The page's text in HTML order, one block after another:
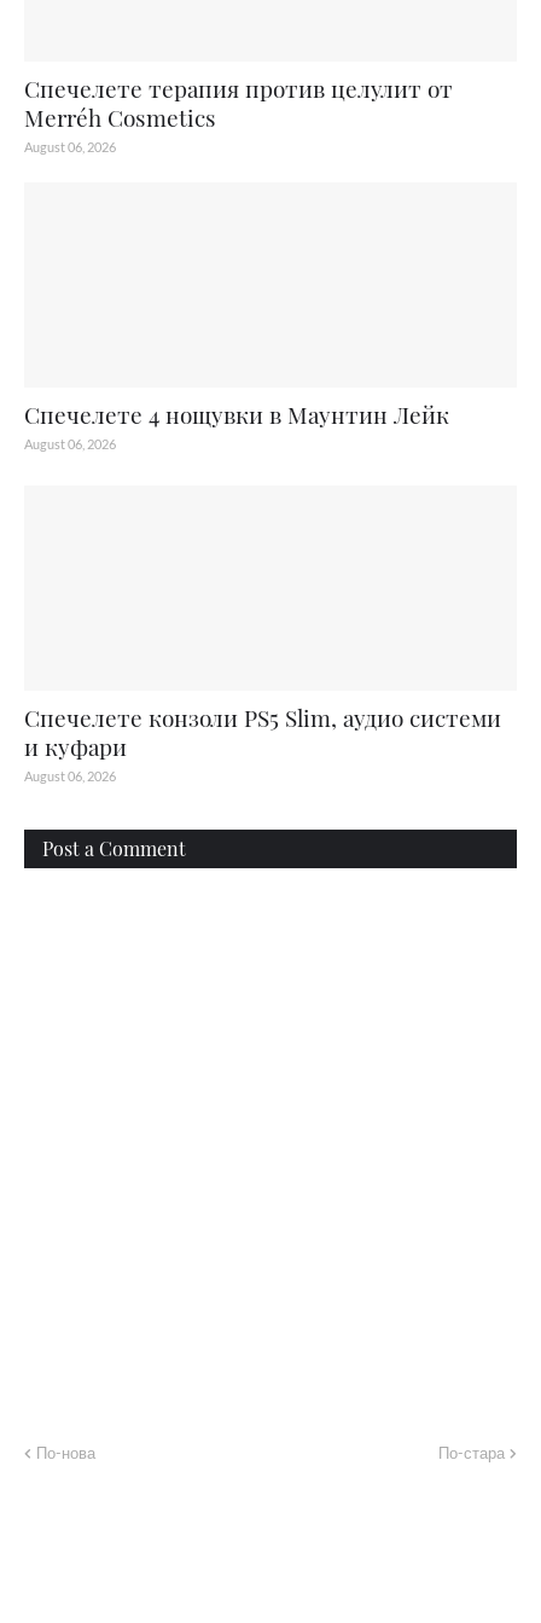
Спечелете терапия против целулит от
Merréh Cosmetics
August 06, 2026
Спечелете 4 нощувки в Маунтин Лейк
August 06, 2026
Спечелете конзоли PS5 Slim, аудио системи
и куфари
August 06, 2026
Post a Comment
По-нова По-стара